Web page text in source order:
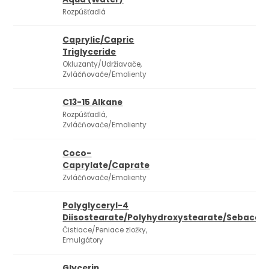
Rozpúšťadlá
Caprylic/Capric
Triglyceride
Okluzanty/Udržiavače,
Zvláčňovače/Emolienty
C13-15 Alkane
Rozpúšťadlá,
Zvláčňovače/Emolienty
Coco-
Caprylate/Caprate
Zvláčňovače/Emolienty
Polyglyceryl-4
Diisostearate/Polyhydroxystearate/
Čistiace/Peniace zložky,
Emulgátory